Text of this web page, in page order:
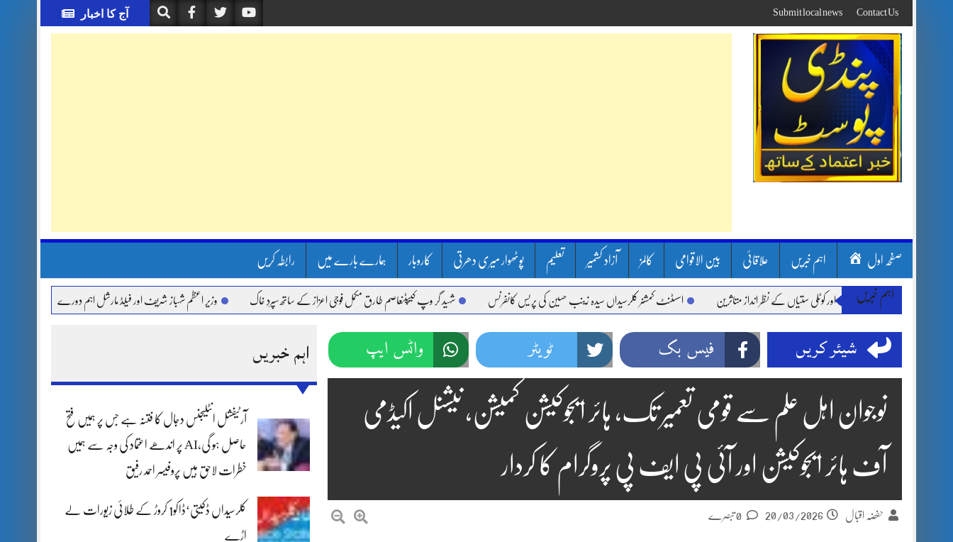
to
content
آج کا اخبار Contact Us
Submit local news
صفحہ اول اہم خبریں علاقائی بین الاقوامی کالمز آزاد کشمیر تعلیم پوٹھوار میری دھرتی کاروبار ہمارے بارے میں رابطہ کریں
اہم خبریں
لینڈ سلائیڈنگ اور کوٹلی ستیاں کے نظر انداز متاثرین اسسٹنٹ کمشنر کلرسیداں سیدہ زینب حسین کی پریس کانفرنس شہید گر وپ کیپٹنعاصم طارق مکمل فوجی اعزاز کے ساتھ سپردِ خاک وزیر اعظم شہباز شریف اور فیلڈ مارشل اہم دورے پر سعودی عرب روانہ
اہم خبریں
آرٹیفشل انٹلیجنس دجال کا فتنہ ہے جس پر ہمیں فتح
حاصل ہو گی،AI پر اندھے اعتماد کی وجہ سے ہمیں
خطرات لاحق ہیں پروفیسر احمد رفیق
کلرسیداں ڈکیتی‘ڈاکو1 کروڑ کے طلائی زیورات لے
اڑے
شیئر کریں فیس بک ٹویٹر واٹس ایپ
نوجوان اہل علم سے قومی تعمیر تک، ہائر ایجوکیشن کمیشن، نیشنل اکیڈمی
آف ہائر ایجوکیشن اور آئی پی ایف پی پروگرام کا کردار
حفضہ اقبال 20/03/2026